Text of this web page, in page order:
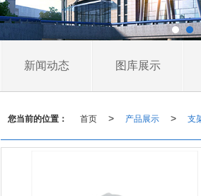
新闻动态 图库展示
您当前的位置： 首页 > 产品展示 > 支